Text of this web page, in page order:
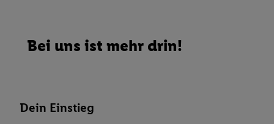
Bei uns ist mehr drin!
Dein Einstieg